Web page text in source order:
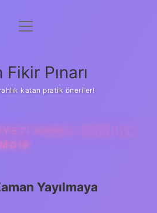
Politikası
Yasal Uyarı
menüyü
Pınarı
katan pratik öneriler!
KABUL EDEN ILK
Yayılmaya